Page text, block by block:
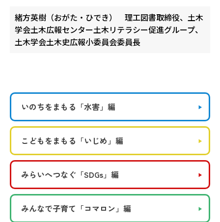
緒方英樹（おがた・ひでき） 理工図書取締役、土木
学会土木広報センター土木リテラシー促進グループ、
土木学会土木史広報小委員会委員長
いのちをまもる 「水害」編
こどもをまもる 「いじめ」編
みらいへつなぐ 「SDGs」編
みんなで子育て 「コマロン」編